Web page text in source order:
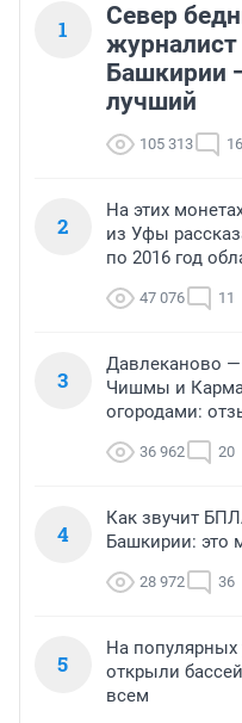
1
Север
журналист
Башкирии
лучший
105 313
2
На этих
из Уфы
по 2016 год
47 076 11
3
Давлеканово —
Чишмы и
огородами:
36 962 20
4
Как звучит
Башкирии: это
28 972 36
5
На популярных
открыли
всем